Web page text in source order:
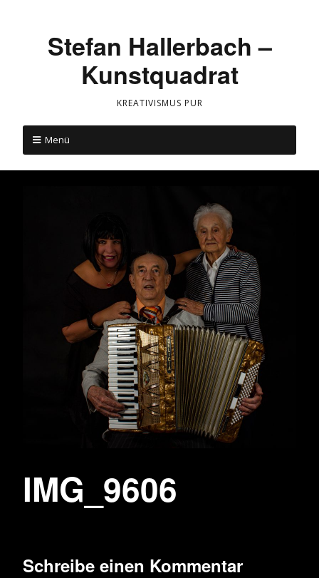
Stefan Hallerbach –
Kunstquadrat
KREATIVISMUS PUR
Menü
IMG_9606
Schreibe einen Kommentar